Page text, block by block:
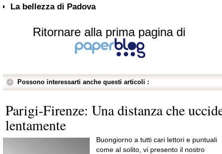
La bellezza di Padova
Ritornare alla prima pagina di
Possono interessarti anche questi articoli :
Parigi-Firenze: Una distanza che
lentamente
Buongiorno a tutti cari lettori e puntuali
come al solito, vi presento il nostro